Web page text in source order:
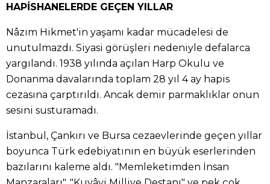
HAPİSHANELERDE GEÇEN YILLAR
Nâzım Hikmet'in yaşamı kadar mücadelesi de
unutulmazdı. Siyasi görüşleri nedeniyle defalarca
yargılandı. 1938 yılında açılan Harp Okulu ve
Donanma davalarında toplam 28 yıl 4 ay hapis
cezasına çarptırıldı. Ancak demir parmaklıklar onun
sesini susturamadı.
İstanbul, Çankırı ve Bursa cezaevlerinde geçen yıllar
boyunca Türk edebiyatının en büyük eserlerinden
bazılarını kaleme aldı. "Memleketimden İnsan